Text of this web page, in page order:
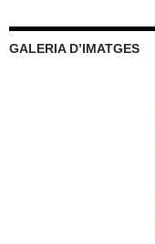
GALERIA D’IMATGES